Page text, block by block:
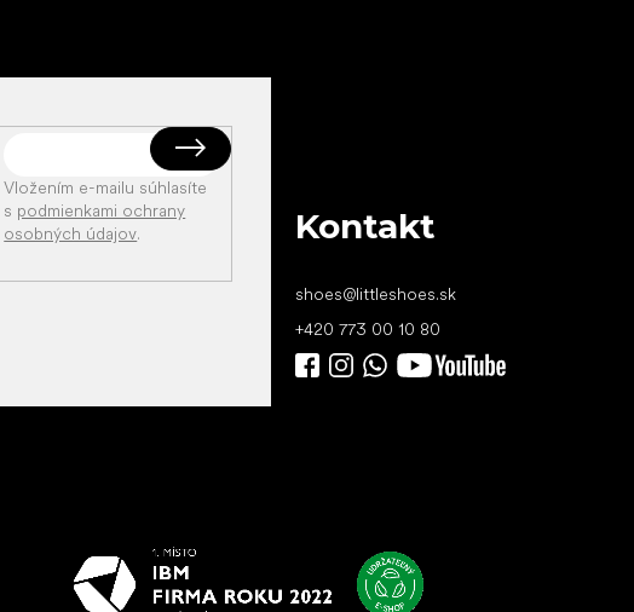
Vložením e-mailu súhlasíte
s podmienkami ochrany
osobných údajov. Kontakt
shoes@littleshoes.sk
+420 773 00 10 80